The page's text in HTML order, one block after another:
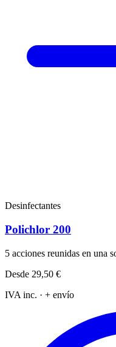
Desinfectantes
Polichlor 200
5 acciones reunidas en una
Desde 29,50 €
IVA inc. · + envío